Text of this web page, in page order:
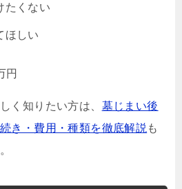
たくない
ほしい
円
く知りたい方は、 墓じまい後
き・費用・種類を徹底解説 も